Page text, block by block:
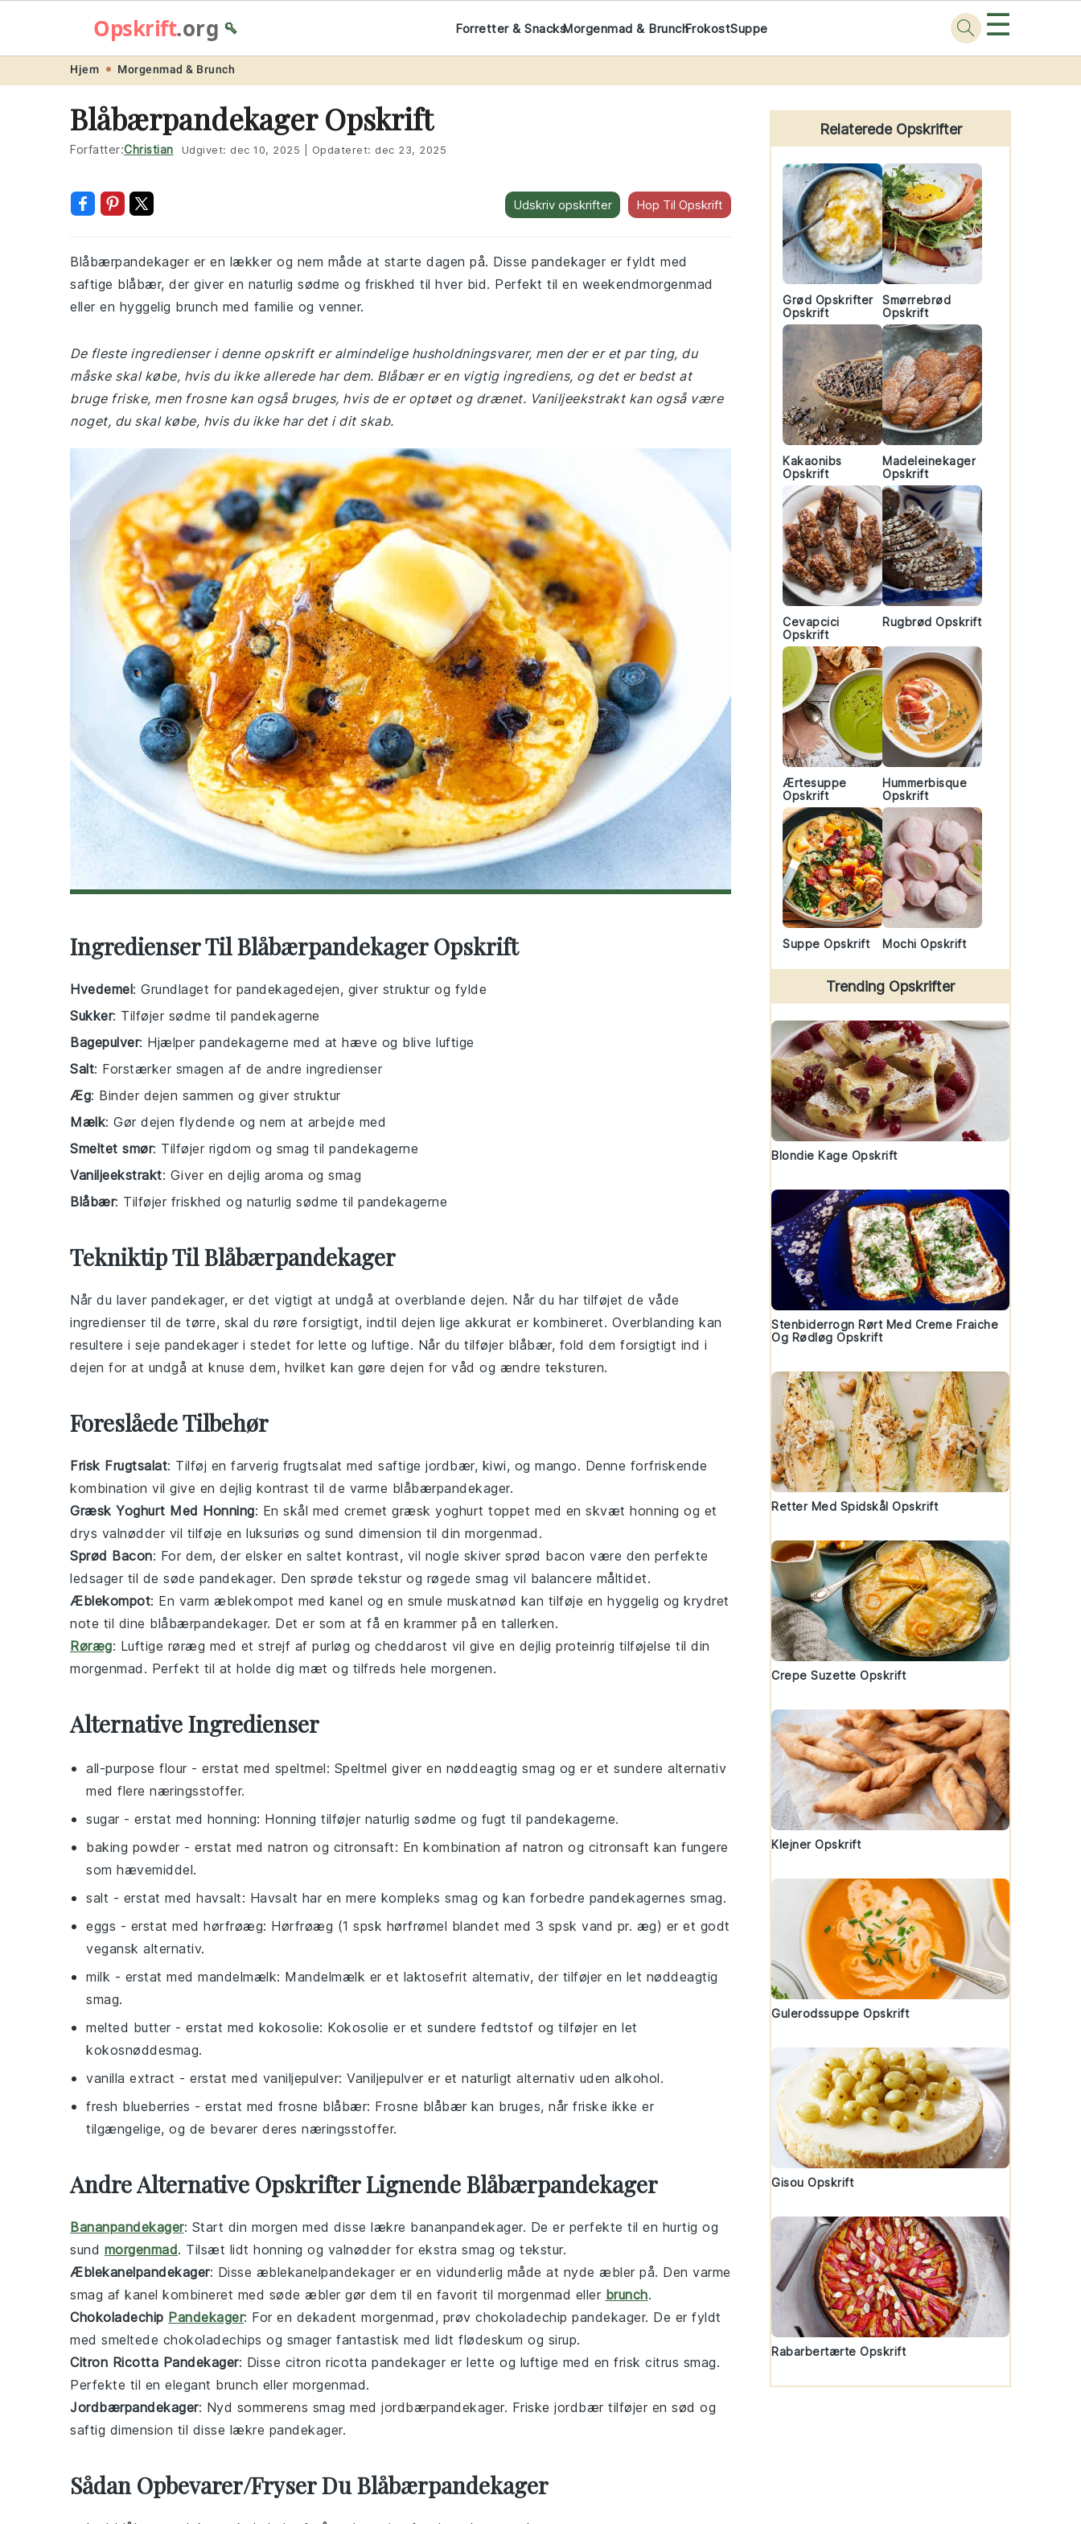
navigation
content
Opskrift.org🥄 Forretter & SnacksMorgenmad & BrunchFrokostSuppe ☰
Hjem Morgenmad & Brunch
Blåbærpandekager Opskrift
Forfatter:Christian Udgivet: dec 10, 2025 Opdateret: dec 23, 2025
Udskriv opskrifter Hop Til Opskrift
Blåbærpandekager er en lækker og nem måde at starte dagen på. Disse pandekager er fyldt med
saftige blåbær, der giver en naturlig sødme og friskhed til hver bid. Perfekt til en weekendmorgenmad
eller en hyggelig brunch med familie og venner.
De fleste ingredienser i denne opskrift er almindelige husholdningsvarer, men der er et par ting, du
måske skal købe, hvis du ikke allerede har dem. Blåbær er en vigtig ingrediens, og det er bedst at
bruge friske, men frosne kan også bruges, hvis de er optøet og drænet. Vaniljeekstrakt kan også være
noget, du skal købe, hvis du ikke har det i dit skab.
Ingredienser Til Blåbærpandekager Opskrift
Hvedemel: Grundlaget for pandekagedejen, giver struktur og fylde
Sukker: Tilføjer sødme til pandekagerne
Bagepulver: Hjælper pandekagerne med at hæve og blive luftige
Salt: Forstærker smagen af de andre ingredienser
Æg: Binder dejen sammen og giver struktur
Mælk: Gør dejen flydende og nem at arbejde med
Smeltet smør: Tilføjer rigdom og smag til pandekagerne
Vaniljeekstrakt: Giver en dejlig aroma og smag
Blåbær: Tilføjer friskhed og naturlig sødme til pandekagerne
Tekniktip Til Blåbærpandekager
Når du laver pandekager, er det vigtigt at undgå at overblande dejen. Når du har tilføjet de våde
ingredienser til de tørre, skal du røre forsigtigt, indtil dejen lige akkurat er kombineret. Overblanding kan
resultere i seje pandekager i stedet for lette og luftige. Når du tilføjer blåbær, fold dem forsigtigt ind i
dejen for at undgå at knuse dem, hvilket kan gøre dejen for våd og ændre teksturen.
Foreslåede Tilbehør
Frisk Frugtsalat: Tilføj en farverig frugtsalat med saftige jordbær, kiwi, og mango. Denne forfriskende
kombination vil give en dejlig kontrast til de varme blåbærpandekager.
Græsk Yoghurt Med Honning: En skål med cremet græsk yoghurt toppet med en skvæt honning og et
drys valnødder vil tilføje en luksuriøs og sund dimension til din morgenmad.
Sprød Bacon: For dem, der elsker en saltet kontrast, vil nogle skiver sprød bacon være den perfekte
ledsager til de søde pandekager. Den sprøde tekstur og røgede smag vil balancere måltidet.
Æblekompot: En varm æblekompot med kanel og en smule muskatnød kan tilføje en hyggelig og krydret
note til dine blåbærpandekager. Det er som at få en krammer på en tallerken.
Røræg: Luftige røræg med et strejf af purløg og cheddarost vil give en dejlig proteinrig tilføjelse til din
morgenmad. Perfekt til at holde dig mæt og tilfreds hele morgenen.
Alternative Ingredienser
all-purpose flour - erstat med speltmel: Speltmel giver en nøddeagtig smag og er et sundere alternativ
med flere næringsstoffer.
sugar - erstat med honning: Honning tilføjer naturlig sødme og fugt til pandekagerne.
baking powder - erstat med natron og citronsaft: En kombination af natron og citronsaft kan fungere
som hævemiddel.
salt - erstat med havsalt: Havsalt har en mere kompleks smag og kan forbedre pandekagernes smag.
eggs - erstat med hørfrøæg: Hørfrøæg (1 spsk hørfrømel blandet med 3 spsk vand pr. æg) er et godt
vegansk alternativ.
milk - erstat med mandelmælk: Mandelmælk er et laktosefrit alternativ, der tilføjer en let nøddeagtig
smag.
melted butter - erstat med kokosolie: Kokosolie er et sundere fedtstof og tilføjer en let
kokosnøddesmag.
vanilla extract - erstat med vaniljepulver: Vaniljepulver er et naturligt alternativ uden alkohol.
fresh blueberries - erstat med frosne blåbær: Frosne blåbær kan bruges, når friske ikke er
tilgængelige, og de bevarer deres næringsstoffer.
Andre Alternative Opskrifter Lignende Blåbærpandekager
Bananpandekager: Start din morgen med disse lækre bananpandekager. De er perfekte til en hurtig og
sund morgenmad. Tilsæt lidt honning og valnødder for ekstra smag og tekstur.
Æblekanelpandekager: Disse æblekanelpandekager er en vidunderlig måde at nyde æbler på. Den varme
smag af kanel kombineret med søde æbler gør dem til en favorit til morgenmad eller brunch.
Chokoladechip Pandekager: For en dekadent morgenmad , prøv chokoladechip pandekager. De er fyldt
med smeltede chokoladechips og smager fantastisk med lidt flødeskum og sirup.
Citron Ricotta Pandekager: Disse citron ricotta pandekager er lette og luftige med en frisk citrus smag.
Perfekte til en elegant brunch eller morgenmad.
Jordbærpandekager: Nyd sommerens smag med jordbærpandekager. Friske jordbær tilføjer en sød og
saftig dimension til disse lækre pandekager.
Sådan Opbevarer/Fryser Du Blåbærpandekager
Primary
Sidebar
Relaterede Opskrifter
Grød Opskrifter
Opskrift
Smørrebrød
Opskrift
Kakaonibs
Opskrift
Madeleinekager
Opskrift
Cevapcici
Opskrift
Rugbrød Opskrift
Ærtesuppe
Opskrift
Hummerbisque
Opskrift
Suppe Opskrift Mochi Opskrift
Trending Opskrifter
Blondie Kage Opskrift
Stenbiderrogn Rørt Med Creme Fraiche
Og Rødløg Opskrift
Retter Med Spidskål Opskrift
Crepe Suzette Opskrift
Klejner Opskrift
Gulerodssuppe Opskrift
Gisou Opskrift
Rabarbertærte Opskrift